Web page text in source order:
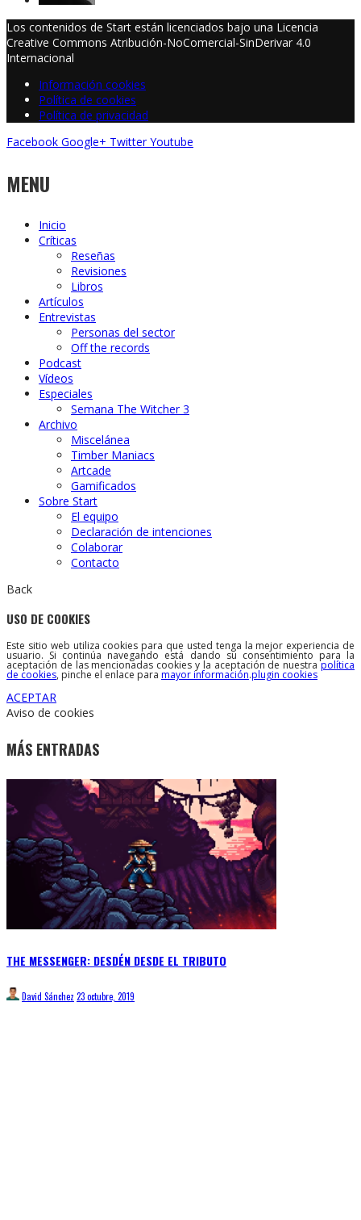
Los contenidos de Start están licenciados bajo una Licencia
Creative Commons Atribución-NoComercial-SinDerivar 4.0
Internacional
Información cookies
Política de cookies
Política de privacidad
Facebook Google+ Twitter Youtube
MENU
Inicio
Críticas
Reseñas
Revisiones
Libros
Artículos
Entrevistas
Personas del sector
Off the records
Podcast
Vídeos
Especiales
Semana The Witcher 3
Archivo
Miscelánea
Timber Maniacs
Artcade
Gamificados
Sobre Start
El equipo
Declaración de intenciones
Colaborar
Contacto
Back
USO DE COOKIES
Este sitio web utiliza cookies para que usted tenga la mejor experiencia de
usuario. Si continúa navegando está dando su consentimiento para la
aceptación de las mencionadas cookies y la aceptación de nuestrapolítica
de cookies, pinche el enlace para mayor información.plugin cookies
ACEPTAR
Aviso de cookies
MÁS ENTRADAS
THE MESSENGER: DESDÉN DESDE EL TRIBUTO
David Sánchez 23 octubre, 2019